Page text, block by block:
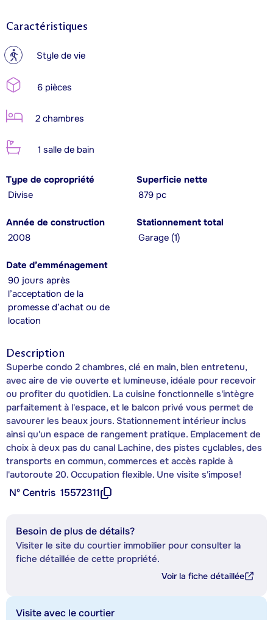
Caractéristiques
? Style de vie
6 pièces
2 chambres
1 salle de bain
Type de copropriété
Divise
Superficie nette
879 pc
Année de construction
2008
Stationnement total
Garage (1)
Date d’emménagement
90 jours après
l’acceptation de la
promesse d’achat ou de
location
Description
Superbe condo 2 chambres, clé en main, bien entretenu,
avec aire de vie ouverte et lumineuse, idéale pour recevoir
ou profiter du quotidien. La cuisine fonctionnelle s'intègre
parfaitement à l'espace, et le balcon privé vous permet de
savourer les beaux jours. Stationnement intérieur inclus
ainsi qu'un espace de rangement pratique. Emplacement de
choix à deux pas du canal Lachine, des pistes cyclables, des
transports en commun, commerces et accès rapide à
l'autoroute 20. Occupation flexible. Une visite s'impose!
Nº Centris 15572311
Besoin de plus de détails?
Visiter le site du courtier immobilier pour consulter la
fiche détaillée de cette propriété.
Voir la fiche détaillée
Visite avec le courtier